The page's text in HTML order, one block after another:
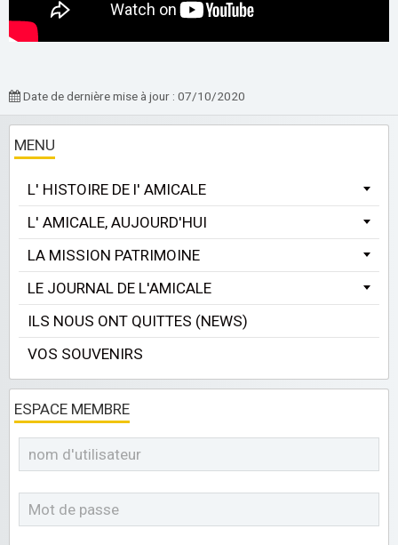
Date de dernière mise à jour : 07/10/2020
MENU
L' HISTOIRE DE l' AMICALE
L' AMICALE, AUJOURD'HUI
LA MISSION PATRIMOINE
LE JOURNAL DE L'AMICALE
ILS NOUS ONT QUITTES (NEWS)
VOS SOUVENIRS
ESPACE MEMBRE